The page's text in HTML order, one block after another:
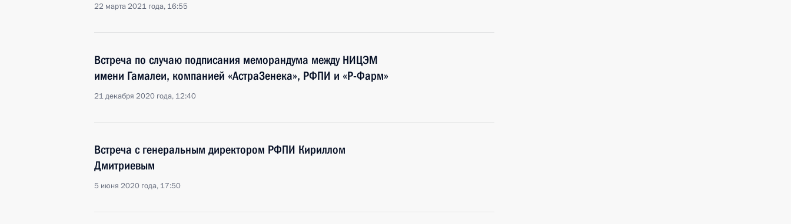
22 марта 2021 года, 16:55
Встреча по случаю подписания меморандума между НИЦЭМ
имени Гамалеи, компанией «АстраЗенека», РФПИ и «Р-Фарм»
21 декабря 2020 года, 12:40
Встреча с генеральным директором РФПИ Кириллом
Дмитриевым
5 июня 2020 года, 17:50